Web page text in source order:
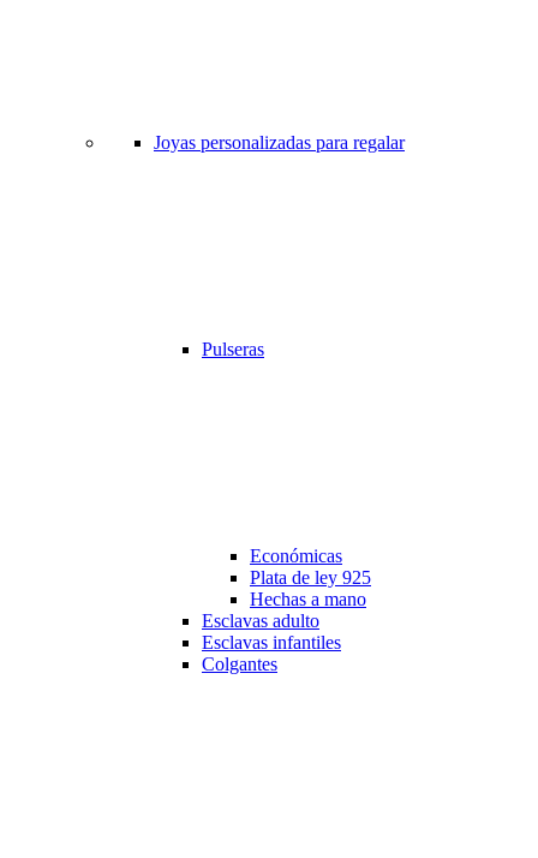
Joyas personalizadas para regalar
Pulseras
Económicas
Plata de ley 925
Hechas a mano
Esclavas adulto
Esclavas infantiles
Colgantes